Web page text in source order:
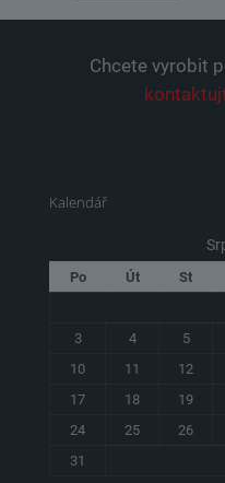
Chcete vyrobit
Kalendář
Po Út St
3
4 5
10
11 12
17
18 19
24
25 26
31